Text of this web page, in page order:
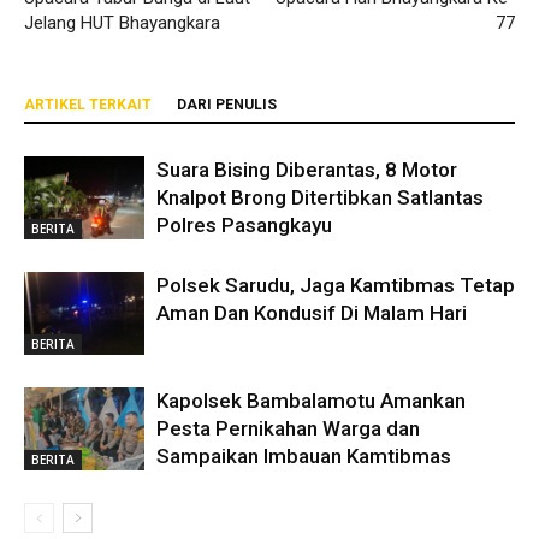
Jelang HUT Bhayangkara
77
ARTIKEL TERKAIT DARI PENULIS
BERITA
Suara Bising Diberantas, 8 Motor
Knalpot Brong Ditertibkan Satlantas
Polres Pasangkayu
BERITA
Polsek Sarudu, Jaga Kamtibmas Tetap
Aman Dan Kondusif Di Malam Hari
BERITA
Kapolsek Bambalamotu Amankan
Pesta Pernikahan Warga dan
Sampaikan Imbauan Kamtibmas